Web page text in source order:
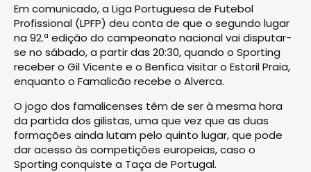
Em comunicado, a Liga Portuguesa de Futebol
Profissional (LPFP) deu conta de que o segundo lugar
na 92.ª edição do campeonato nacional vai disputar-
se no sábado, a partir das 20:30, quando o Sporting
receber o Gil Vicente e o Benfica visitar o Estoril Praia,
enquanto o Famalicão recebe o Alverca.
O jogo dos famalicenses têm de ser à mesma hora
da partida dos gilistas, uma que vez que as duas
formações ainda lutam pelo quinto lugar, que pode
dar acesso às competições europeias, caso o
Sporting conquiste a Taça de Portugal.